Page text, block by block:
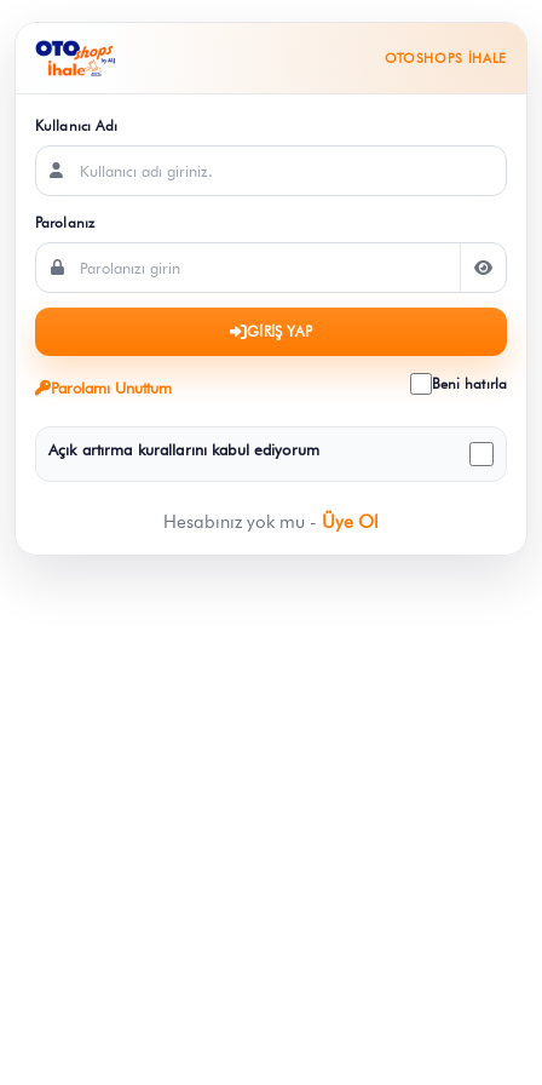
OTOSHOPS İHALE
Kullanıcı Adı
Parolanız
GİRİŞ YAP
Parolamı Unuttum Beni hatırla
Açık artırma kurallarını kabul ediyorum
Hesabınız yok mu - Üye Ol